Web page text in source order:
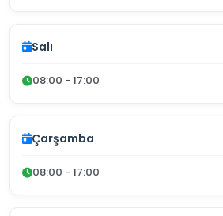
Salı
08:00 - 17:00
Çarşamba
08:00 - 17:00